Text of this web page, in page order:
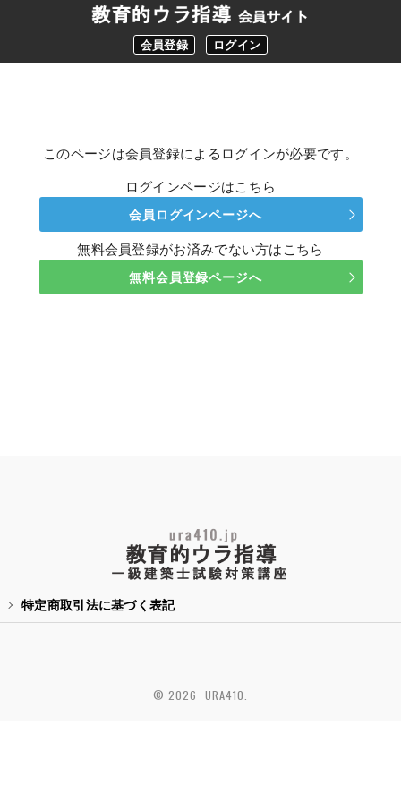
会員登録 ログイン
このページは会員登録によるログインが必要です。
ログインページはこちら
会員ログインページへ
無料会員登録がお済みでない方はこちら
無料会員登録ページへ
特定商取引法に基づく表記
© 2026 URA410.